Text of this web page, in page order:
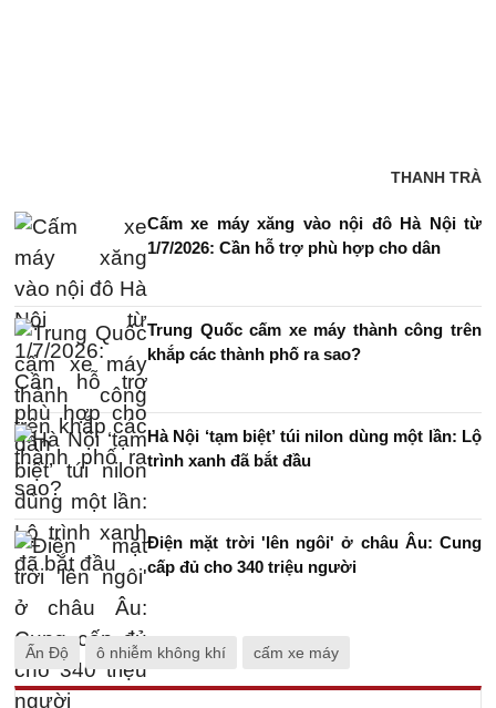
THANH TRÀ
Cấm xe máy xăng vào nội đô Hà Nội từ
1/7/2026: Cần hỗ trợ phù hợp cho dân
Trung Quốc cấm xe máy thành công trên
khắp các thành phố ra sao?
Hà Nội ‘tạm biệt’ túi nilon dùng một lần: Lộ
trình xanh đã bắt đầu
Điện mặt trời 'lên ngôi' ở châu Âu: Cung
cấp đủ cho 340 triệu người
Ấn Độ ô nhiễm không khí cấm xe máy